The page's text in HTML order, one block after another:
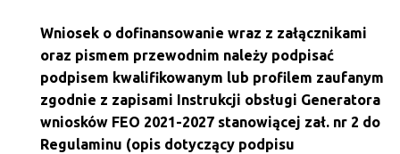
Wniosek o dofinansowanie wraz z załącznikami
oraz pismem przewodnim należy podpisać
podpisem kwalifikowanym lub profilem zaufanym
zgodnie z zapisami Instrukcji obsługi Generatora
wniosków FEO 2021-2027 stanowiącej zał. nr 2 do
Regulaminu (opis dotyczący podpisu